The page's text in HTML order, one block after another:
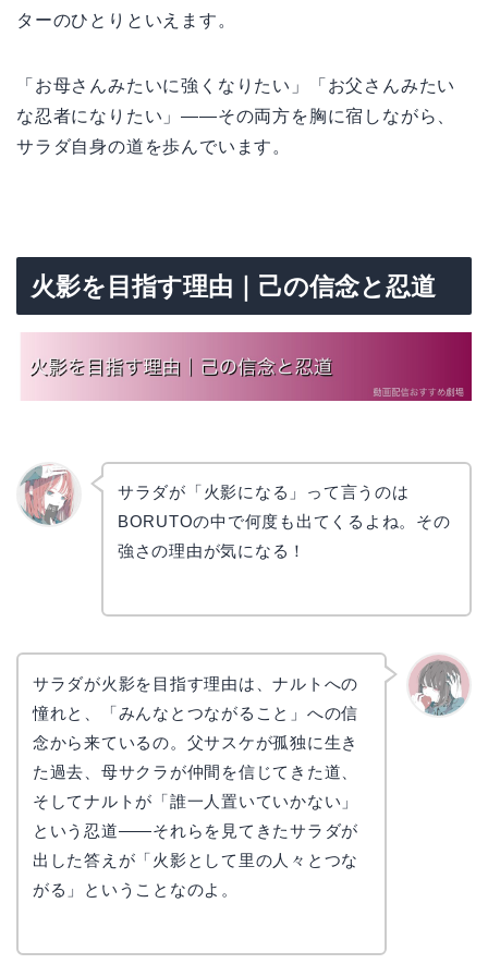
ターのひとりといえます。
「お母さんみたいに強くなりたい」「お父さんみたい
な忍者になりたい」——その両方を胸に宿しながら、
サラダ自身の道を歩んでいます。
火影を目指す理由｜己の信念と忍道
サラダが「火影になる」って言うのは
BORUTOの中で何度も出てくるよね。その
強さの理由が気になる！
サラダが火影を目指す理由は、ナルトへの
憧れと、「みんなとつながること」への信
念から来ているの。父サスケが孤独に生き
た過去、母サクラが仲間を信じてきた道、
そしてナルトが「誰一人置いていかない」
という忍道——それらを見てきたサラダが
出した答えが「火影として里の人々とつな
がる」ということなのよ。